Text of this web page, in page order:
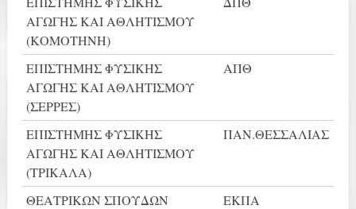
ΑΓΩΓΗΣ ΚΑΙ ΑΘΛΗΤΙΣΜΟΥ
(ΚΟΜΟΤΗΝΗ)
ΕΠΙΣΤΗΜΗΣ ΦΥΣΙΚΗΣ
ΑΓΩΓΗΣ ΚΑΙ ΑΘΛΗΤΙΣΜΟΥ
(ΣΕΡΡΕΣ)
ΑΠΘ
ΕΠΙΣΤΗΜΗΣ ΦΥΣΙΚΗΣ
ΑΓΩΓΗΣ ΚΑΙ ΑΘΛΗΤΙΣΜΟΥ
(ΤΡΙΚΑΛΑ)
ΠΑΝ.ΘΕΣΣΑΛΙΑΣ
ΘΕΑΤΡΙΚΩΝ ΣΠΟΥΔΩΝ
ΕΚΠΑ